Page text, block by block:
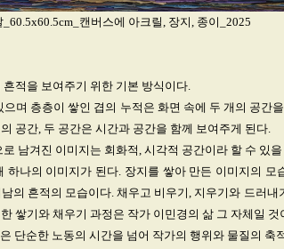
_60.5x60.5cm_캔버스에 아크릴, 장지, 종이_2025
적을 보여주기 위한 기본 방식이다.
며 층층이 쌓인 겹의 누적은 화면 속에 두 개의 공간
공간, 두 공간은 시간과 공간을 함께 보여주게 된다.
남겨진 이미지는 회화적, 시각적 공간이라 할 수 있
나의 이미지가 된다. 장지를 쌓아 만든 이미지의 모
의 흔적의 모습이다. 채우고 비우기, 지우기와 드러내
쌓기와 채우기 과정은 작가 이민경의 삶 그 자체일 것
단순한 노동의 시간을 넘어 작가의 행위와 물질의 축